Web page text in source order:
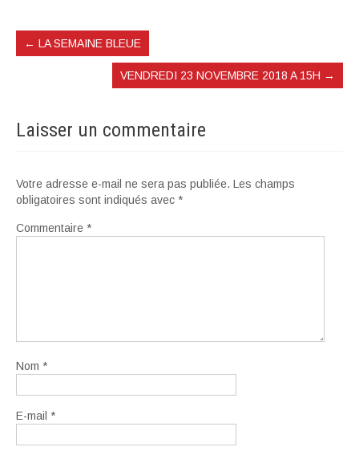
← LA SEMAINE BLEUE
VENDREDI 23 NOVEMBRE 2018 A 15H →
Laisser un commentaire
Votre adresse e-mail ne sera pas publiée. Les champs
obligatoires sont indiqués avec *
Commentaire *
Nom *
E-mail *